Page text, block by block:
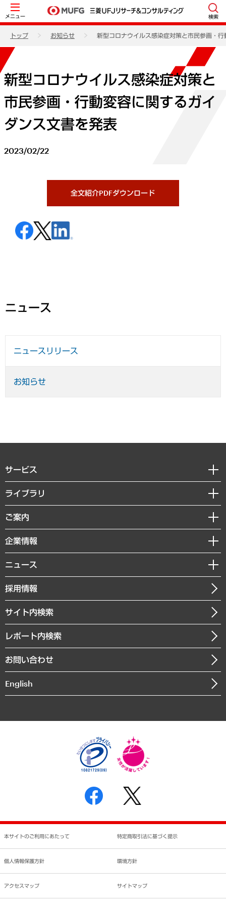
メニュー 検索
トップ お知らせ 新型コロナウイルス感染症対策と市民参画・
新型コロナウイルス感染症対策と
市民参画・行動変容に関するガイ
ダンス文書を発表
2023/02/22
全文紹介PDFダウンロード
ニュース
ニュースリリース
お知らせ
サービス
経営戦略
組織・人事戦略
デジタルイノベーション
共生・ダイバーシティ
GRC（ガバナンス・リスク・コンプライアンス）・防災（政策）
経済・産業・雇用・労働
まちづくり・観光・交通・スポーツ・スマートシティ
自然資源・農林水産業・食料システム
ライブラリ
経済調査
レポート
コラム
経営用語集
受託・受注実績（官公庁関連）
メディア掲載・出演
ご案内
セミナー・イベント情報
MUFGビジネスセミナー
受託案件情報
企業情報
私たちの想い
社長メッセージ
会社概要
沿革
組織図・本部部室紹介
インドネシア現地法人
個人情報保護方針
反社会的勢力に対する基本方針
書面による個人情報の開示等の請求の手続きについて
ニュース
ニュースリリース
お知らせ
採用情報
サイト内検索
レポート内検索
お問い合わせ
English
本サイトのご利用にあたって 特定商取引法に基づく提示
個人情報保護方針 環境方針
アクセスマップ サイトマップ